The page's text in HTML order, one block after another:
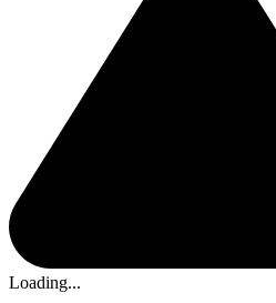
Loading...